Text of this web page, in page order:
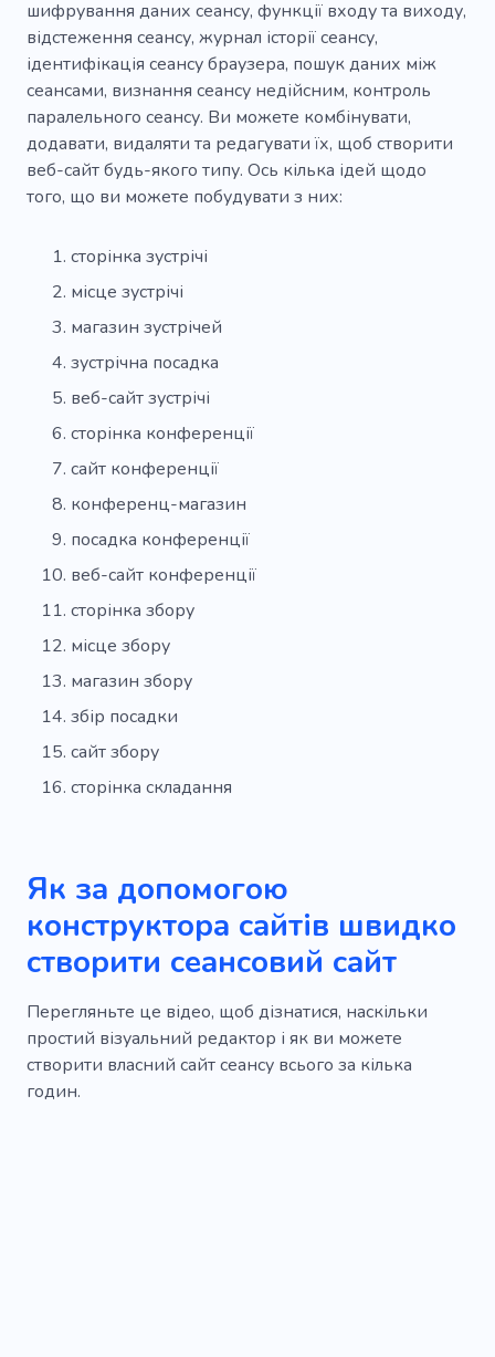
шифрування даних сеансу, функції входу та виходу,
відстеження сеансу, журнал історії сеансу,
ідентифікація сеансу браузера, пошук даних між
сеансами, визнання сеансу недійсним, контроль
паралельного сеансу. Ви можете комбінувати,
додавати, видаляти та редагувати їх, щоб створити
веб-сайт будь-якого типу. Ось кілька ідей щодо
того, що ви можете побудувати з них:
сторінка зустрічі
місце зустрічі
магазин зустрічей
зустрічна посадка
веб-сайт зустрічі
сторінка конференції
сайт конференції
конференц-магазин
посадка конференції
веб-сайт конференції
сторінка збору
місце збору
магазин збору
збір посадки
сайт збору
сторінка складання
Як за допомогою
конструктора сайтів швидко
створити сеансовий сайт
Перегляньте це відео, щоб дізнатися, наскільки
простий візуальний редактор і як ви можете
створити власний сайт сеансу всього за кілька
годин.